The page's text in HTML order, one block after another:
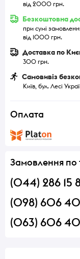
від 2000 грн.
Безкоштовна
при сумі
від 1000 грн.
Доставка по
300 грн.
Самовивіз
Київ, бул. Лесі
Оплата
Замовлення по
(044) 286 15
(098) 606
(063) 606